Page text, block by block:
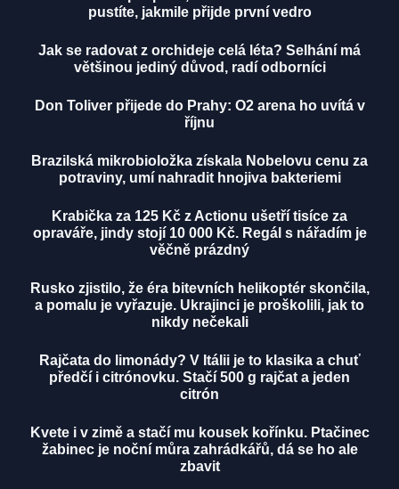
pustíte, jakmile přijde první vedro
Jak se radovat z orchideje celá léta? Selhání má
většinou jediný důvod, radí odborníci
Don Toliver přijede do Prahy: O2 arena ho uvítá v
říjnu
Brazilská mikrobioložka získala Nobelovu cenu za
potraviny, umí nahradit hnojiva bakteriemi
Krabička za 125 Kč z Actionu ušetří tisíce za
opraváře, jindy stojí 10 000 Kč. Regál s nářadím je
věčně prázdný
Rusko zjistilo, že éra bitevních helikoptér skončila,
a pomalu je vyřazuje. Ukrajinci je proškolili, jak to
nikdy nečekali
Rajčata do limonády? V Itálii je to klasika a chuť
předčí i citrónovku. Stačí 500 g rajčat a jeden
citrón
Kvete i v zimě a stačí mu kousek kořínku. Ptačinec
žabinec je noční můra zahrádkářů, dá se ho ale
zbavit